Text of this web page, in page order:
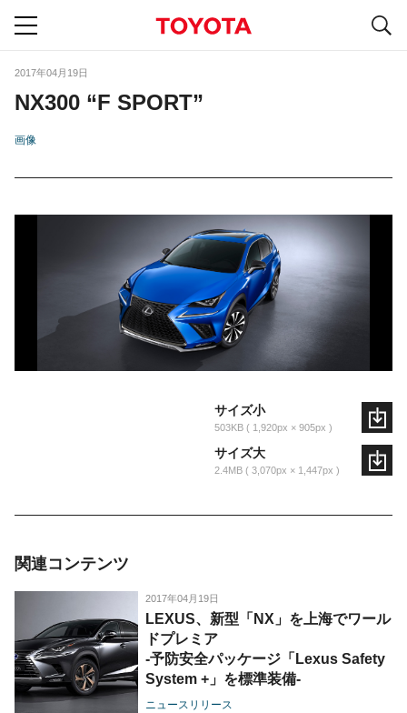
2017年04月19日
NX300 “F SPORT”
画像
サイズ小
503KB 1,920px × 905px
サイズ大
2.4MB 3,070px × 1,447px
関連コンテンツ
2017年04月19日
LEXUS、新型「NX」を上海でワール
ドプレミア
-予防安全パッケージ「Lexus Safety
System +」を標準装備-
ニュースリリース